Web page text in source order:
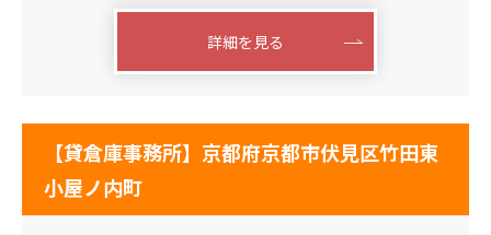
詳細を見る
【貸倉庫事務所】京都府京都市伏見区竹田東
小屋ノ内町